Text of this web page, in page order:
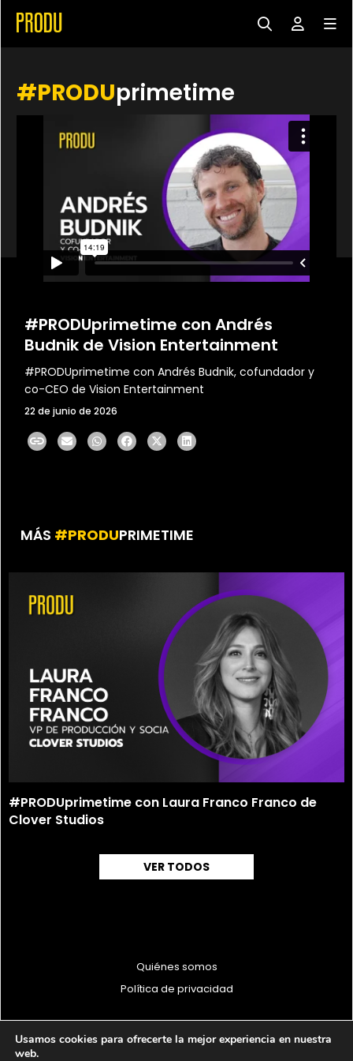
#PRODUprimetime
#PRODUprimetime con Andrés
Budnik de Vision Entertainment
#PRODUprimetime con Andrés Budnik, cofundador y
co-CEO de Vision Entertainment
22 de junio de 2026
MÁS #PRODUPRIMETIME
#PRODUprimetime con Laura Franco Franco de
Clover Studios
VER TODOS
Quiénes somos
Política de privacidad
Usamos cookies para ofrecerte la mejor experiencia en nuestra
web.